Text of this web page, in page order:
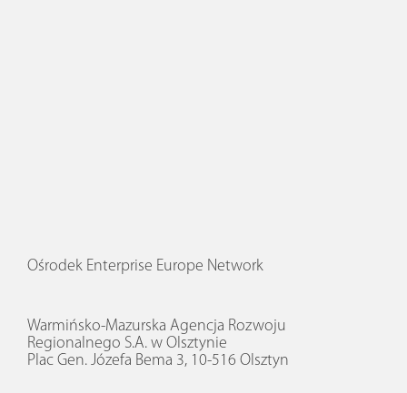
Ośrodek Enterprise Europe Network
Warmińsko-Mazurska Agencja Rozwoju
Regionalnego S.A. w Olsztynie
Plac Gen. Józefa Bema 3, 10-516 Olsztyn